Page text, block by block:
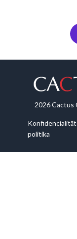
2026 Cactus
politika